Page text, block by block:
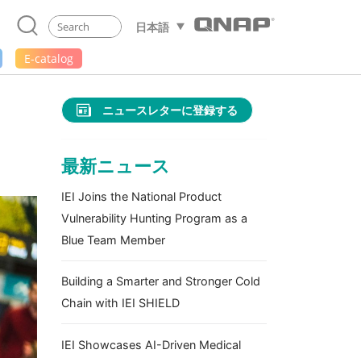
日本語
E-catalog
ニュースレターに登録する
最新ニュース
IEI Joins the National Product
Vulnerability Hunting Program as a
Blue Team Member
Building a Smarter and Stronger Cold
Chain with IEI SHIELD
IEI Showcases AI-Driven Medical